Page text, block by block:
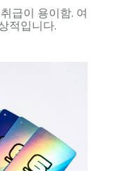
급이 용이함. 여
적입니다.